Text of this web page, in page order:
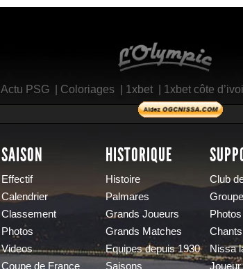
Actu PSG| Coloriages| 1xbet| 1xbet côte
SAISON
Effectif
Calendrier
Classement
Photos
Videos
Coupe de France
HISTORIQUE
Histoire
Palmares
Grands Joueurs
Grands Matches
Equipes depuis 1930
Saisons
Club
Photos
Chants
Nissa